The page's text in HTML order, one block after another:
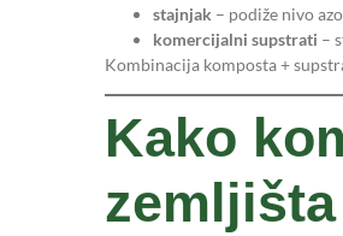
stajnjak – podiže nivo
komercijalni supstrati –
Kombinacija komposta +
Kako
zemljišta